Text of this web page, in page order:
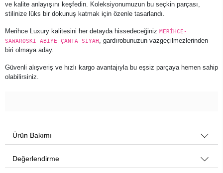
ve kalite anlayışını keşfedin. Koleksiyonumuzun bu seçkin parçası,
stilinize lüks bir dokunuş katmak için özenle tasarlandı.
Merihce Luxury kalitesini her detayda hissedeceğiniz MERİHCE-
SAWAROSKİ ABİYE ÇANTA SİYAH, gardırobunuzun vazgeçilmezlerinden
biri olmaya aday.
Güvenli alışveriş ve hızlı kargo avantajıyla bu eşsiz parçaya hemen sahip
olabilirsiniz.
Ürün Bakımı
Değerlendirme